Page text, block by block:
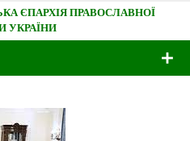
єпархія